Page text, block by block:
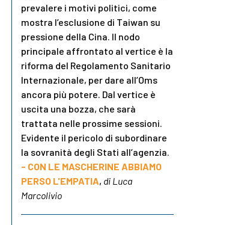
prevalere i motivi politici, come
mostra l’esclusione di Taiwan su
pressione della Cina. Il nodo
principale affrontato al vertice è la
riforma del Regolamento Sanitario
Internazionale, per dare all’Oms
ancora più potere. Dal vertice è
uscita una bozza, che sarà
trattata nelle prossime sessioni.
Evidente il pericolo di subordinare
la sovranità degli Stati all’agenzia.
- CON LE MASCHERINE ABBIAMO
PERSO L'EMPATIA, di Luca
Marcolivio